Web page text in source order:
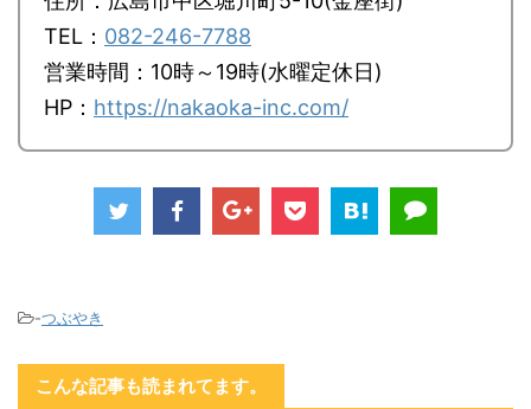
TEL： 082-246-7788
営業時間：10時～19時(水曜定休日)
HP： https://nakaoka-inc.com/
-つぶやき
こんな記事も読まれてます。